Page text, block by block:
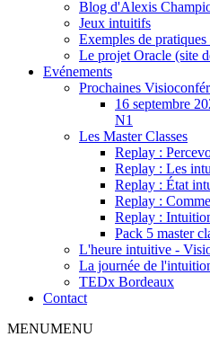
Blog d'Alexis
Jeux intuitifs
Exemples de
Le projet Oracle (site
Evénements
Prochaines
16 septembre
N1
Les Master Classes
Replay :
Replay : Les
Replay : État
Replay :
Replay :
Pack 5 master
L'heure intuitive -
La journée de
TEDx Bordeaux
Contact
MENUMENU